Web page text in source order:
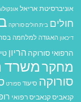
אוניברסיטת אריאל
חולים בית חולים סורוקה
דיכאון האגודה למלחמה
הרפואי סורוקה הריון
מחקרמשרד
סורוקה סיעוד ספורט
קנאביסקנאביס רפואי